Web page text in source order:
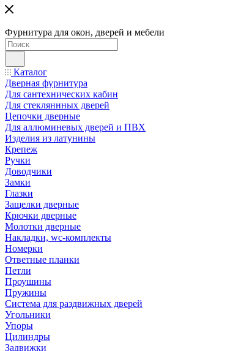
Фурнитура для окон, дверей и мебели
Каталог
Дверная фурнитура
Для сантехнических кабин
Для стекляннных дверей
Цепочки дверные
Для аллюминевых дверей и ПВХ
Изделия из латунины
Крепеж
Ручки
Доводчики
Замки
Глазки
Защелки дверные
Крючки дверные
Молотки дверные
Накладки, wc-комплекты
Номерки
Ответные планки
Петли
Проушины
Пружины
Система для раздвижных дверей
Угольники
Упоры
Цилиндры
Задвижки